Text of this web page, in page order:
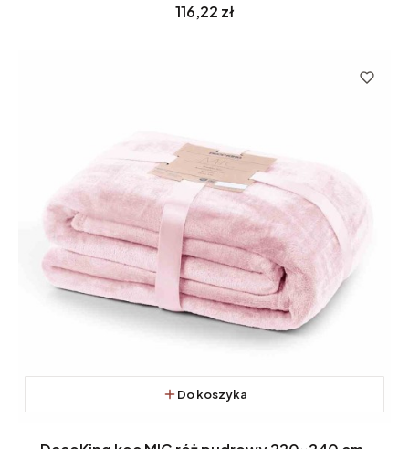
Cena
116,22 zł
Do koszyka